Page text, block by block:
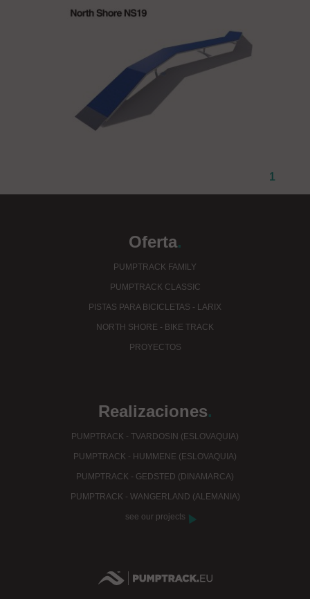
1
Oferta.
PUMPTRACK FAMILY
PUMPTRACK CLASSIC
PISTAS PARA BICICLETAS - LARIX
NORTH SHORE - BIKE TRACK
PROYECTOS
Realizaciones.
PUMPTRACK - TVARDOSIN (ESLOVAQUIA)
PUMPTRACK - HUMMENE (ESLOVAQUIA)
PUMPTRACK - GEDSTED (DINAMARCA)
PUMPTRACK - WANGERLAND (ALEMANIA)
see our projects